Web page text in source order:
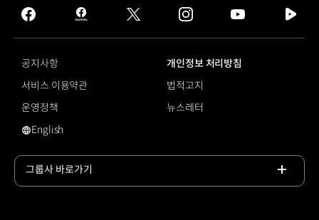
GROUP
facebook
hmg
journal
twitter instagram
tv
공지사항
개인정보 처리방침
서비스 이용약관
법적고지
운영정책
뉴스레터
영문 사이트로 이동
English
그룹사 바로가기